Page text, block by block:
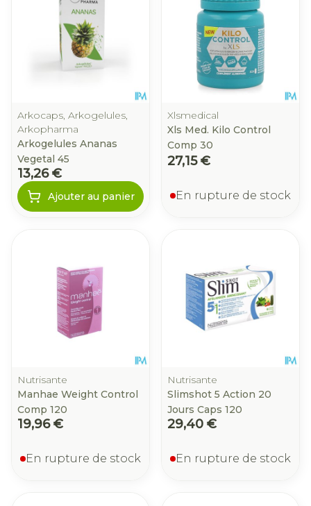
Arkocaps, Arkogelules,
Arkopharma
Arkogelules Ananas
Vegetal 45
13,26 €
Ajouter au panier
Xlsmedical
Xls Med. Kilo Control
Comp 30
27,15 €
En rupture de stock
Nutrisante
Manhae Weight Control
Comp 120
19,96 €
En rupture de stock
Nutrisante
Slimshot 5 Action 20
Jours Caps 120
29,40 €
En rupture de stock